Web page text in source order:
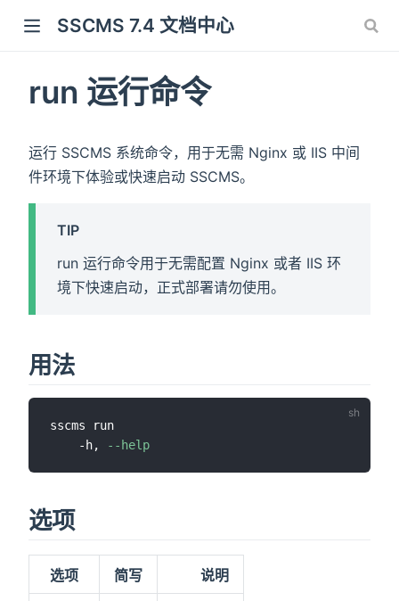
SSCMS 7.4 文档中心
run 运行命令
运行 SSCMS 系统命令，用于无需 Nginx 或 IIS 中间
件环境下体验或快速启动 SSCMS。
TIP
run 运行命令用于无需配置 Nginx 或者 IIS 环
境下快速启动，正式部署请勿使用。
用法
sscms run
    -h,
--help
选项
选项 简写 说明